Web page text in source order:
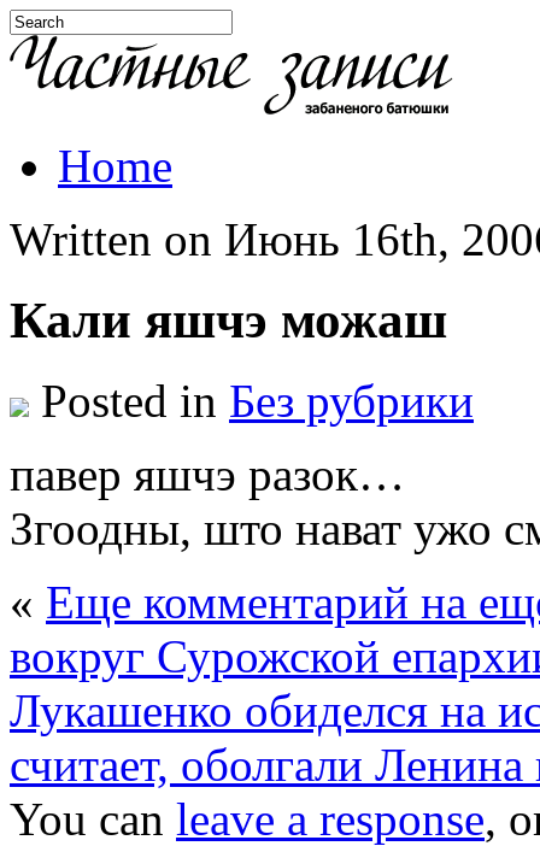
Home
Written on Июнь 16th,
Кали яшчэ можаш
Posted in Без рубрики
павер яшчэ разок…
Згоодны, што нават ужо
« Еще комментарий на
вокруг Сурожской
Лукашенко обиделся на
считает, оболгали
You can leave a response,